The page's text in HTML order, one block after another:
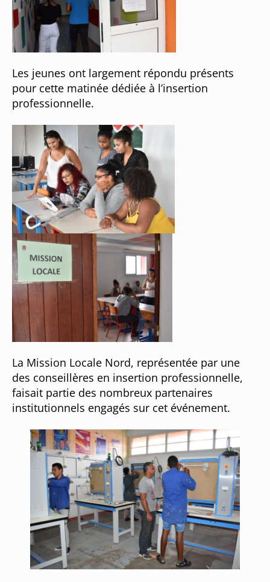
Les jeunes ont largement répondu présents
pour cette matinée dédiée à l’insertion
professionnelle.
La Mission Locale Nord, représentée par une
des conseillères en insertion professionnelle,
faisait partie des nombreux partenaires
institutionnels engagés sur cet événement.